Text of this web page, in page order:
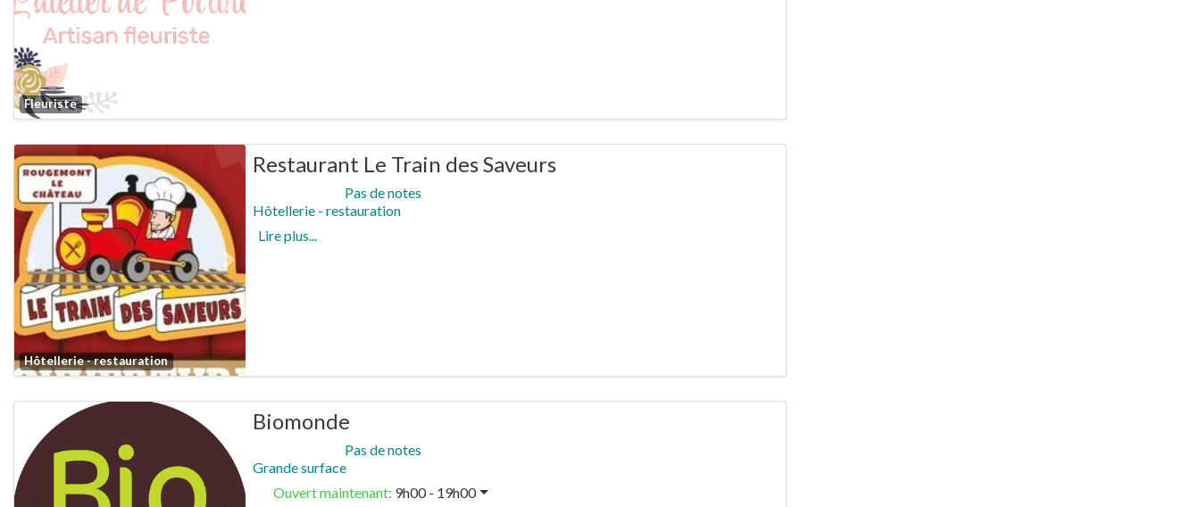
Fleuriste
Previous Next
Favorite
Hôtellerie - restauration
Previous Next
Restaurant Le Train des Saveurs
Pas de notes
Hôtellerie - restauration
Lire plus...
Biomonde
Pas de notes
Grande surface
Ouvert maintenant: 9h00 - 19h00